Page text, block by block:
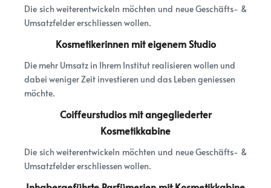
Die sich weiterentwickeln möchten und neue Geschäfts- &
Umsatzfelder erschliessen wollen.
Kosmetikerinnen mit eigenem Studio
Die mehr Umsatz in Ihrem Institut realisieren wollen und
dabei weniger Zeit investieren und das Leben geniessen
möchte.
Coiffeurstudiosmit angegliederter
Kosmetikkabine
Die sich weiterentwickeln möchten und neue Geschäfts- &
Umsatzfelder erschliessen wollen.